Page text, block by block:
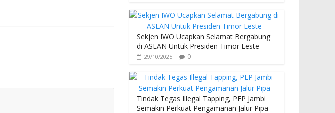
Sekjen IWO Ucapkan Selamat Bergabung
di ASEAN Untuk Presiden Timor Leste
29/10/2025 0
Tindak Tegas Illegal Tapping, PEP Jambi
Semakin Perkuat Pengamanan Jalur Pipa